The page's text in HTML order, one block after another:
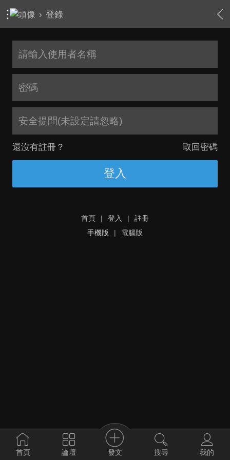
› 登錄
安全提問(未設定請忽略)
還沒有註冊？ 取回密碼
登入
首頁 | 登入 |
註冊
手機版
| 電腦版
首頁 論壇 發文 搜尋 我的